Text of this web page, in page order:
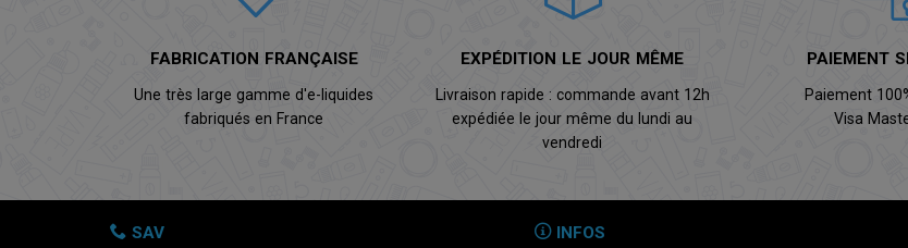
FABRICATION FRANÇAISE
Une très large gamme d'e-liquides
fabriqués en France
EXPÉDITION LE JOUR MÊME
Livraison rapide : commande avant 12h
expédiée le jour même du lundi au
vendredi
PAIEMENT
Paiement
Visa
SAV INFOS